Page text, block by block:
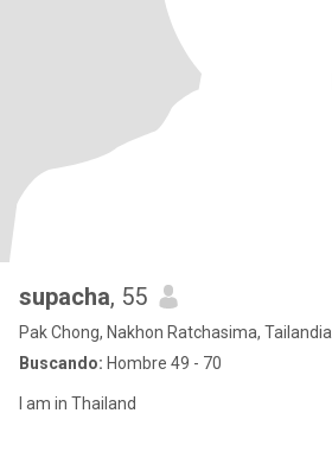
supacha, 55
Pak Chong, Nakhon Ratchasima, Tailandia
Buscando: Hombre 49 - 70
I am in Thailand